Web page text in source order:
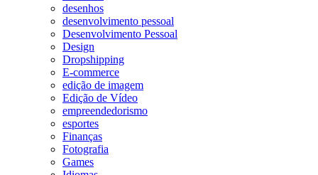
desenhos
desenvolvimento pessoal
Desenvolvimento Pessoal
Design
Dropshipping
E-commerce
edição de imagem
Edição de Vídeo
empreendedorismo
esportes
Finanças
Fotografia
Games